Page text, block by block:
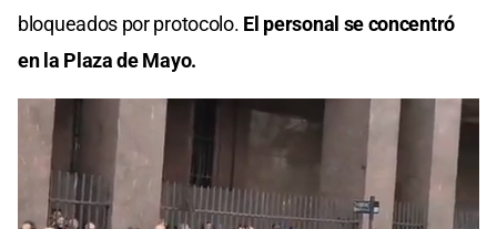
bloqueados por protocolo. El personal se concentró
en la Plaza de Mayo.